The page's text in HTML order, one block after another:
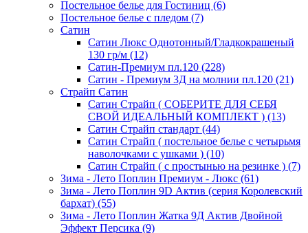
Постельное белье для Гостиниц (6)
Постельное белье с пледом (7)
Сатин
Сатин Люкс Однотонный/Гладкокрашеный
130 гр/м (12)
Сатин-Премиум пл.120 (228)
Сатин - Премиум 3Д на молнии пл.120 (21)
Страйп Сатин
Сатин Страйп ( СОБЕРИТЕ ДЛЯ СЕБЯ
СВОЙ ИДЕАЛЬНЫЙ КОМПЛЕКТ ) (13)
Сатин Страйп стандарт (44)
Сатин Страйп ( постельное белье с четырьмя
наволочками с ушками ) (10)
Сатин Страйп ( с простынью на резинке ) (7)
Зима - Лето Поплин Премиум - Люкс (61)
Зима - Лето Поплин 9D Актив (серия Королевский
бархат) (55)
Зима - Лето Поплин Жатка 9Д Актив Двойной
Эффект Персика (9)